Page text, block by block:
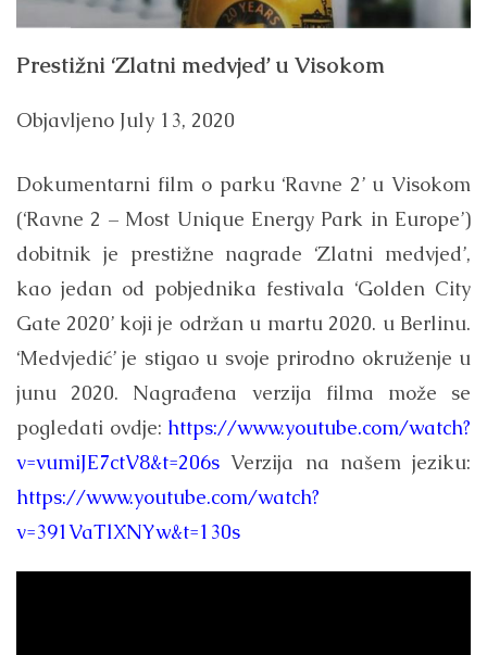
Prestižni ‘Zlatni medvjed’ u Visokom
Objavljeno July 13, 2020
Dokumentarni film o parku ‘Ravne 2’ u Visokom
(‘Ravne 2 – Most Unique Energy Park in Europe’)
dobitnik je prestižne nagrade ‘Zlatni medvjed’,
kao jedan od pobjednika festivala ‘Golden City
Gate 2020’ koji je održan u martu 2020. u Berlinu.
‘Medvjedić’ je stigao u svoje prirodno okruženje u
junu 2020. Nagrađena verzija filma može se
pogledati ovdje: https://www.youtube.com/watch?
v=vumiJE7ctV8&t=206s Verzija na našem jeziku:
https://www.youtube.com/watch?
v=391VaTlXNYw&t=130s